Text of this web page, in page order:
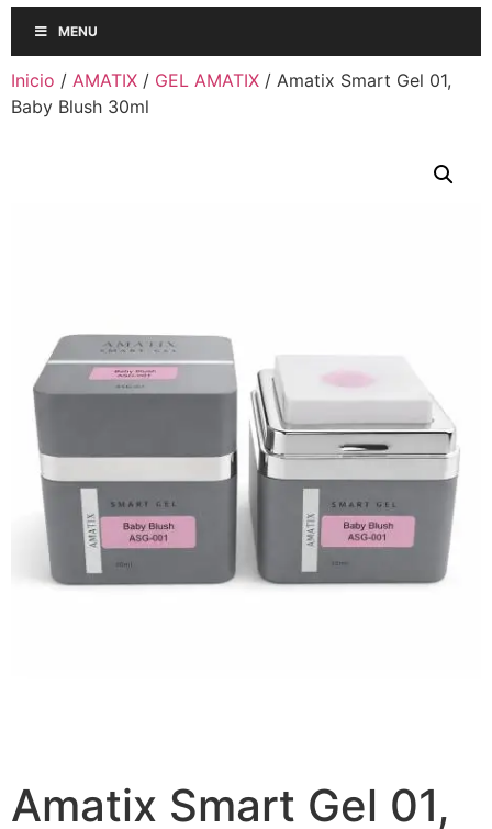
MENU
Inicio / AMATIX / GEL AMATIX / Amatix Smart Gel 01,
Baby Blush 30ml
Amatix Smart Gel 01,